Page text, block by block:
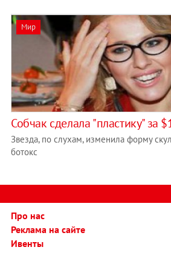
Мир
Собчак сделала "пластику" за
Звезда, по слухам, изменила форму
ботокс
Про нас
Реклама на сайте
Ивенты